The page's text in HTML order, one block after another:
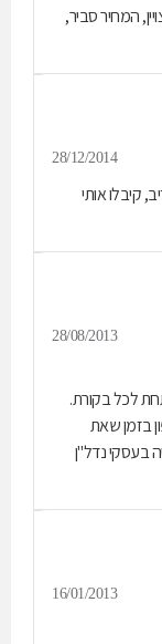
המחיר סביר,
28/12/2014
קיבלו אותי
28/08/2013
לכל בקורת.
בזמן שאת
בעסקי נדל"ן
16/01/2013